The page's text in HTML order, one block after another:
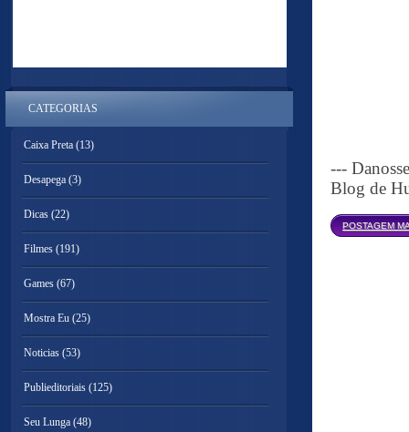
---
Blog de
POSTAGEM
CATEGORIAS
Caixa Preta (13)
Desapega (3)
Dicas (22)
Filmes (191)
Games (67)
Mostra Eu (25)
Noticias (53)
Publieditoriais (125)
Seu Lunga (48)